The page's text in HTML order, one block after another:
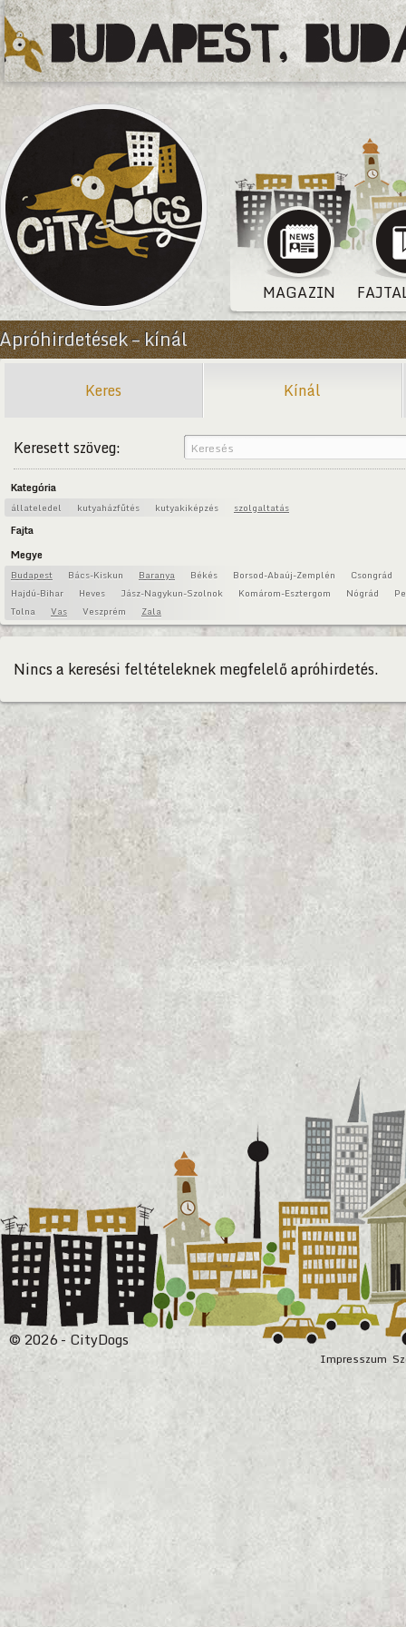
MAGAZIN
Apróhirdetések – kínál
Keres Kínál
Keresett szöveg:
Kategória
állateledel kutyaházfűtés kutyakiképzés szolgaltatás
Fajta
Megye
Budapest Bács-Kiskun Baranya Békés Borsod-Abaúj-Zemplén
Csongrád
Hajdú-Bihar
Heves Jász-Nagykun-Szolnok Komárom-Esztergom Nógrád
Tolna
Vas Veszprém Zala
Nincs a keresési feltételeknek megfelelő apróhirdetés.
Impresszum
© 2026 - CityDogs